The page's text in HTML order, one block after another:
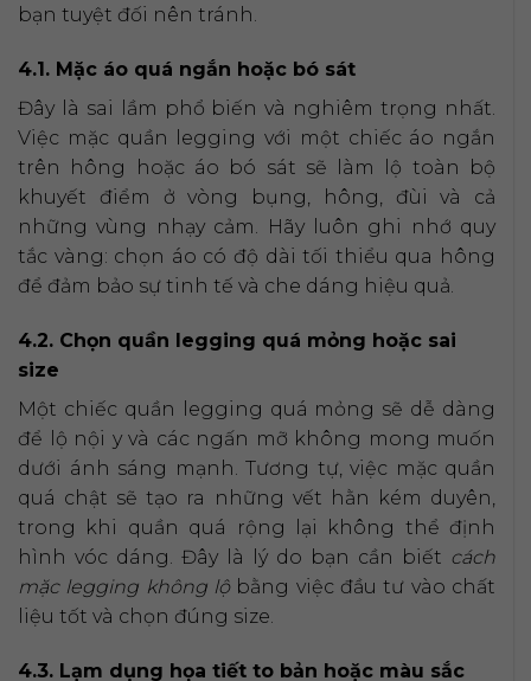
bạn tuyệt đối nên tránh.
4.1. Mặc áo quá ngắn hoặc bó sát
Đây là sai lầm phổ biến và nghiêm trọng nhất.
Việc mặc quần legging với một chiếc áo ngắn
trên hông hoặc áo bó sát sẽ làm lộ toàn bộ
khuyết điểm ở vòng bụng, hông, đùi và cả
những vùng nhạy cảm. Hãy luôn ghi nhớ quy
tắc vàng: chọn áo có độ dài tối thiểu qua hông
để đảm bảo sự tinh tế và che dáng hiệu quả.
4.2. Chọn quần legging quá mỏng hoặc sai
size
Một chiếc quần legging quá mỏng sẽ dễ dàng
để lộ nội y và các ngấn mỡ không mong muốn
dưới ánh sáng mạnh. Tương tự, việc mặc quần
quá chật sẽ tạo ra những vết hằn kém duyên,
trong khi quần quá rộng lại không thể định
hình vóc dáng. Đây là lý do bạn cần biết cách
mặc legging không lộbằng việc đầu tư vào chất
liệu tốt và chọn đúng size.
4.3. Lạm dụng họa tiết to bản hoặc màu sắc